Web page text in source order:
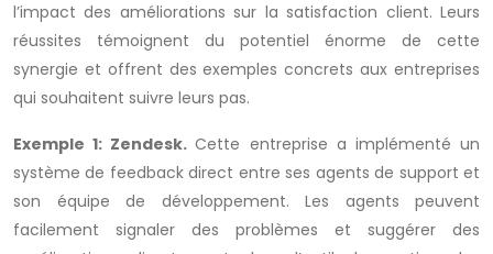
l’impact des améliorations sur la satisfaction client. Leurs
réussites témoignent du potentiel énorme de cette
synergie et offrent des exemples concrets aux entreprises
qui souhaitent suivre leurs pas.
Exemple 1: Zendesk.Cette entreprise a implémenté un
système de feedback direct entre ses agents de support et
son équipe de développement. Les agents peuvent
facilement signaler des problèmes et suggérer des